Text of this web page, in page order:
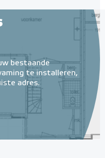
bestaande
te installeren,
adres.